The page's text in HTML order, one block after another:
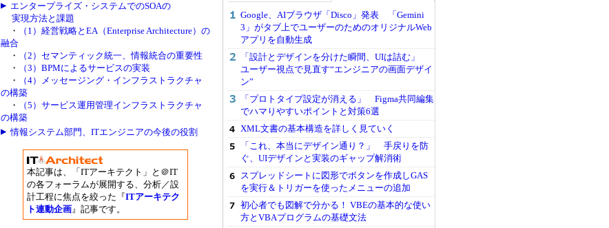
エンタープライズ・システムでのSOAの
実現方法と課題
・
（1）経営戦略とEA（Enterprise Architecture）の
融合
・
（2）セマンティック統一、情報統合の重要性
・
（3）BPMによるサービスの実装
・
（4）メッセージング・インフラストラクチャ
の構築
・
（5）サービス運用管理インフラストラクチャ
の構築
情報システム部門、ITエンジニアの今後の役割
本記事は、「ITアーキテクト」と＠IT
の各フォーラムが展開する、分析／設
計工程に焦点を絞った『ITアーキテク
ト連動企画』記事です。
Google、AIブラウザ「Disco」発表 「Gemini
3」がタブ上でユーザーのためのオリジナルWeb
アプリを自動生成
「設計とデザインを分けた瞬間、UIは詰む」
ユーザー視点で見直す“エンジニアの画面デザイ
ン”
「プロトタイプ設定が消える」 Figma共同編集
でハマりやすいポイントと対策6選
XML文書の基本構造を詳しく見ていく
「これ、本当にデザイン通り？」 手戻りを防
ぐ、UIデザインと実装のギャップ解消術
スプレッドシートに図形でボタンを作成しGAS
を実行＆トリガーを使ったメニューの追加
初心者でも図解で分かる！ VBEの基本的な使い
方とVBAプログラムの基礎文法